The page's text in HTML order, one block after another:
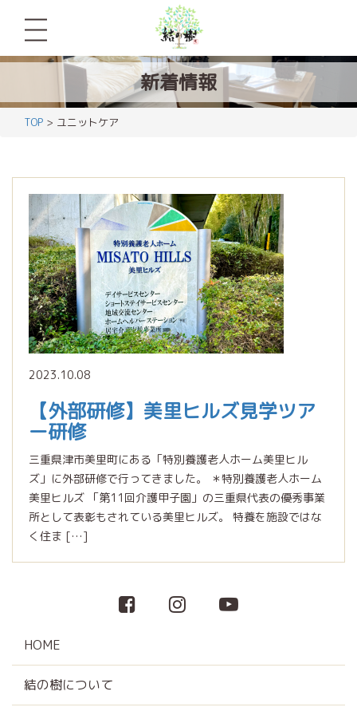
新着情報
TOP > ユニットケア
2023.10.08
【外部研修】美里ヒルズ見学ツア
ー研修
三重県津市美里町にある「特別養護老人ホーム美里ヒル
ズ」に外部研修で行ってきました。 ＊特別養護老人ホーム
美里ヒルズ 「第11回介護甲子園」の三重県代表の優秀事業
所として表彰もされている美里ヒルズ。 特養を施設ではな
く住ま […]
HOME
結の樹について